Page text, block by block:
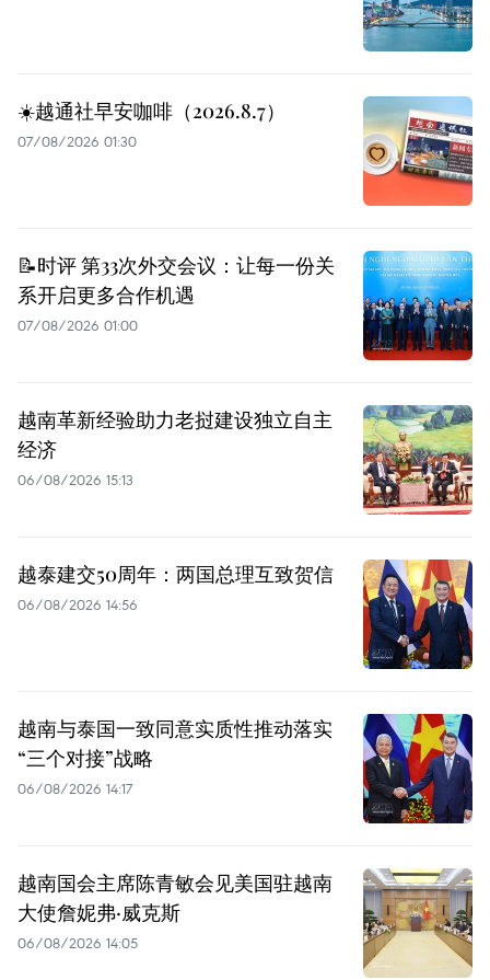
☀️越通社早安咖啡（2026.8.7）
07/08/2026 01:30
📝时评 第33次外交会议：让每一份关
系开启更多合作机遇
07/08/2026 01:00
越南革新经验助力老挝建设独立自主
经济
06/08/2026 15:13
越泰建交50周年：两国总理互致贺信
06/08/2026 14:56
越南与泰国一致同意实质性推动落实
“三个对接”战略
06/08/2026 14:17
越南国会主席陈青敏会见美国驻越南
大使詹妮弗·威克斯
06/08/2026 14:05